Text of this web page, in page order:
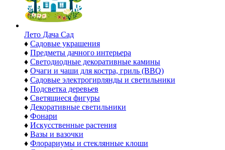
Лето Дача Сад
♦ Садовые украшения
♦ Предметы дачного интерьера
♦ Светодиодные декоративные камины
♦ Очаги и чаши для костра, гриль (BBQ)
♦ Садовые электрогирлянды и светильники
♦ Подсветка деревьев
♦ Светящиеся фигуры
♦ Декоративные светильники
♦ Фонари
♦ Искусственные растения
♦ Вазы и вазочки
♦ Флорариумы и стеклянные клоши